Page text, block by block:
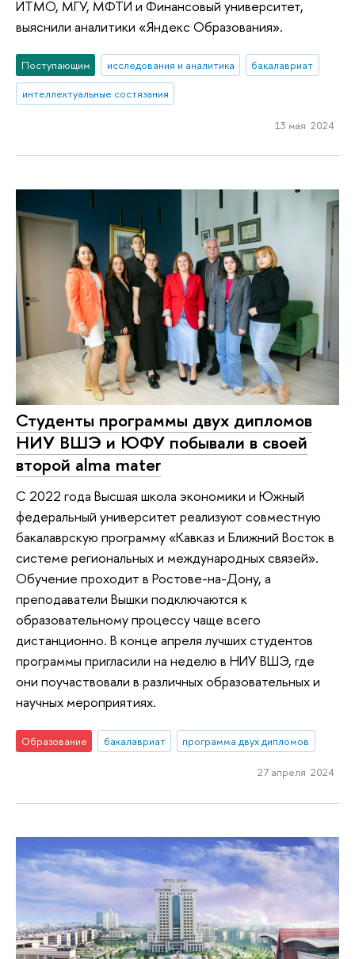
ИТМО, МГУ, МФТИ и Финансовый университет,
выяснили аналитики «Яндекс Образования».
Поступающим исследования и аналитика
бакалавриат
интеллектуальные состязания
13 мая 2024
Студенты программы двух дипломов
НИУ ВШЭ и ЮФУ побывали в своей
второй alma mater
С 2022 года Высшая школа экономики и Южный
федеральный университет реализуют совместную
бакалаврскую программу «Кавказ и Ближний Восток в
системе региональных и международных связей».
Обучение проходит в Ростове-на-Дону, а
преподаватели Вышки подключаются к
образовательному процессу чаще всего
дистанционно. В конце апреля лучших студентов
программы пригласили на неделю в НИУ ВШЭ, где
они поучаствовали в различных образовательных и
научных мероприятиях.
Образование бакалавриат программа двух дипломов
27 апреля 2024